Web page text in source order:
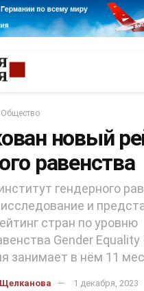
Общество
новый
равенства
гендерного
исследование и
стран по уровню
Gender Equality
занимает в нём 11
1 декабря, 2023